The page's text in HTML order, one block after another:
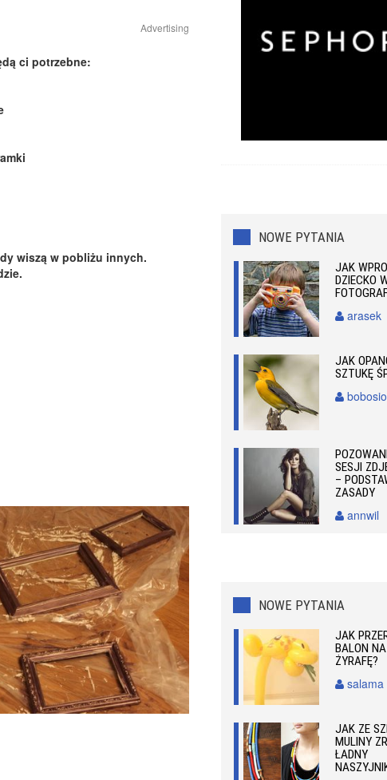
Advertising
ci potrzebne:
wiszą w pobliżu innych.
NOWE PYTANIA
JAK
DZIECKO
arasek
JAK
SZTUKĘ
SESJI
–
ZASADY
annwil
NOWE PYTANIA
JAK
BALON NA
ŻYRAFĘ?
salama
JAK ZE
MULINY
ŁADNY